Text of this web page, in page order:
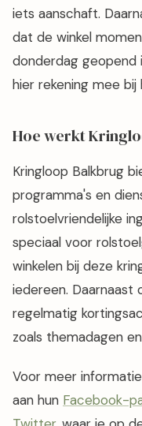
iets aanschaft.
dat de winkel
donderdag geopend
hier rekening mee
Hoe werkt
Kringloop Balkbrug
programma's en
rolstoelvriendelijke
speciaal voor
winkelen bij deze
iedereen. Daarnaast
regelmatig
zoals themadagen
Voor meer
aan hun Facebook-